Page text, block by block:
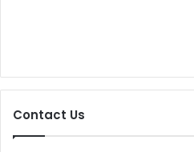
Contact Us